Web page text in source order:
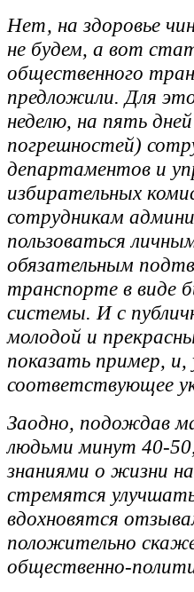
Нет, на здоровье
не будем, а вот
общественного
предложили. Для
неделю, на пять
погрешностей)
департаментов и
избирательных
сотрудникам
пользоваться
обязательным
транспорте в виде
системы. И с
молодой и
показать пример,
соответствующее
Заодно, подождав
людьми минут 40-
знаниями о жизни
стремятся
вдохновятся
положительно
общественно-